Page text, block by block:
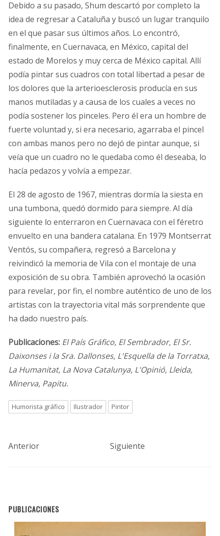
Debido a su pasado, Shum descartó por completo la
idea de regresar a Cataluña y buscó un lugar tranquilo
en el que pasar sus últimos años. Lo encontró,
finalmente, en Cuernavaca, en México, capital del
estado de Morelos y muy cerca de México capital. Allí
podía pintar sus cuadros con total libertad a pesar de
los dolores que la arterioesclerosis producía en sus
manos mutiladas y a causa de los cuales a veces no
podía sostener los pinceles. Pero él era un hombre de
fuerte voluntad y, si era necesario, agarraba el pincel
con ambas manos pero no dejó de pintar aunque, si
veía que un cuadro no le quedaba como él deseaba, lo
hacía pedazos y volvía a empezar.
El 28 de agosto de 1967, mientras dormía la siesta en
una tumbona, quedó dormido para siempre. Al día
siguiente lo enterraron en Cuernavaca con el féretro
envuelto en una bandera catalana. En 1979 Montserrat
Ventós, su compañera, regresó a Barcelona y
reivindicó la memoria de Vila con el montaje de una
exposición de su obra. También aprovechó la ocasión
para revelar, por fin, el nombre auténtico de uno de los
artistas con la trayectoria vital más sorprendente que
ha dado nuestro país.
Publicaciones: El País Gráfico, El Sembrador, El Sr.
Daixonses i la Sra. Dallonses, L'Esquella de la Torratxa,
La Humanitat, La Nova Catalunya, L'Opinió, Lleida,
Minerva, Papitu.
Humorista gráfico Ilustrador Pintor
Anterior Siguiente
PUBLICACIONES